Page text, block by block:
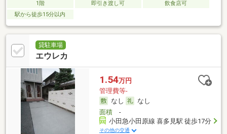
1階 即引き渡し可
飲食店可
駅から徒歩15分以内
貸駐車場
エウレカ
1.54万円
管理費等-
なし
なし
面積-
小田急小田原線 喜多見駅 徒歩17分
その他の交通